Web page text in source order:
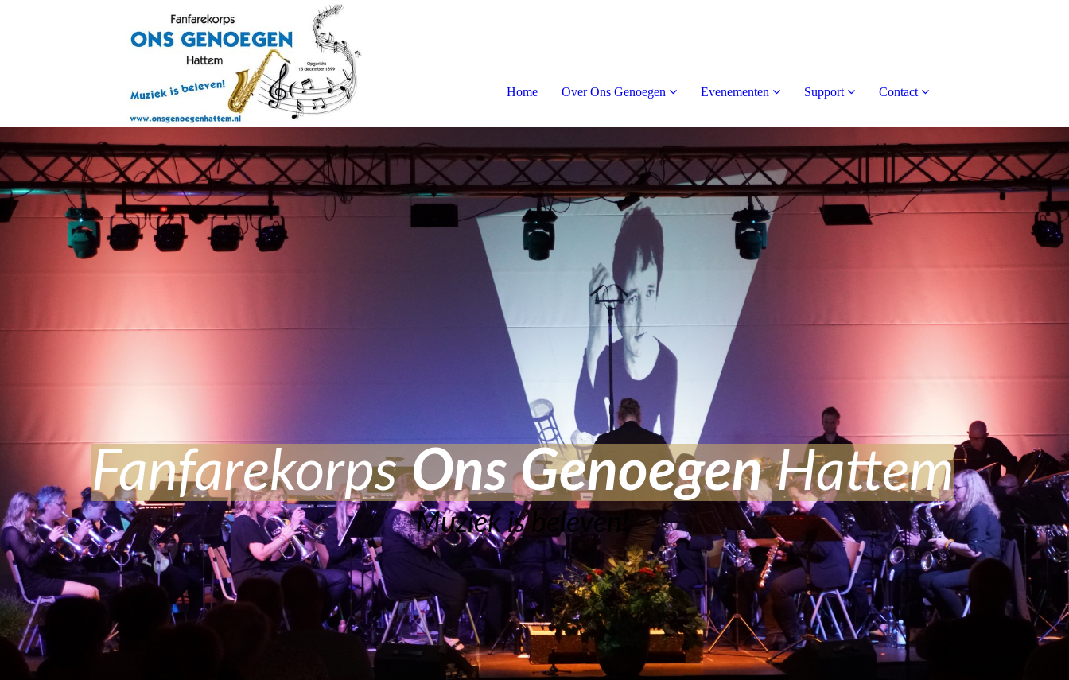
Home Over Ons Genoegen Evenementen Support Contact
FanfarekorpsOns GenoegenHattem
Muziek is beleven!